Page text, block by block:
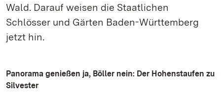
Wald. Darauf weisen die Staatlichen
Schlösser und Gärten Baden-Württemberg
jetzt hin.
Panorama genießen ja, Böller nein: Der Hohenstaufen zu
Silvester